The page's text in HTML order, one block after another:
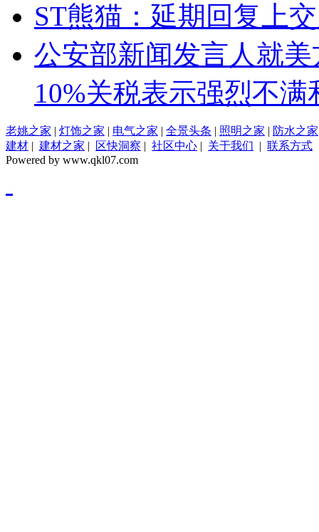
ST熊猫：延期回复上
公安部新闻发言人就
10%关税表示强烈不满
老姚之家 | 灯饰之家 | 电气之家 | 全景头条 | 照明之家 | 防水之家
建材 | 建材之家 | 区快洞察 | 社区中心 | 关于我们 | 联系方式
Powered by www.qkl07.com